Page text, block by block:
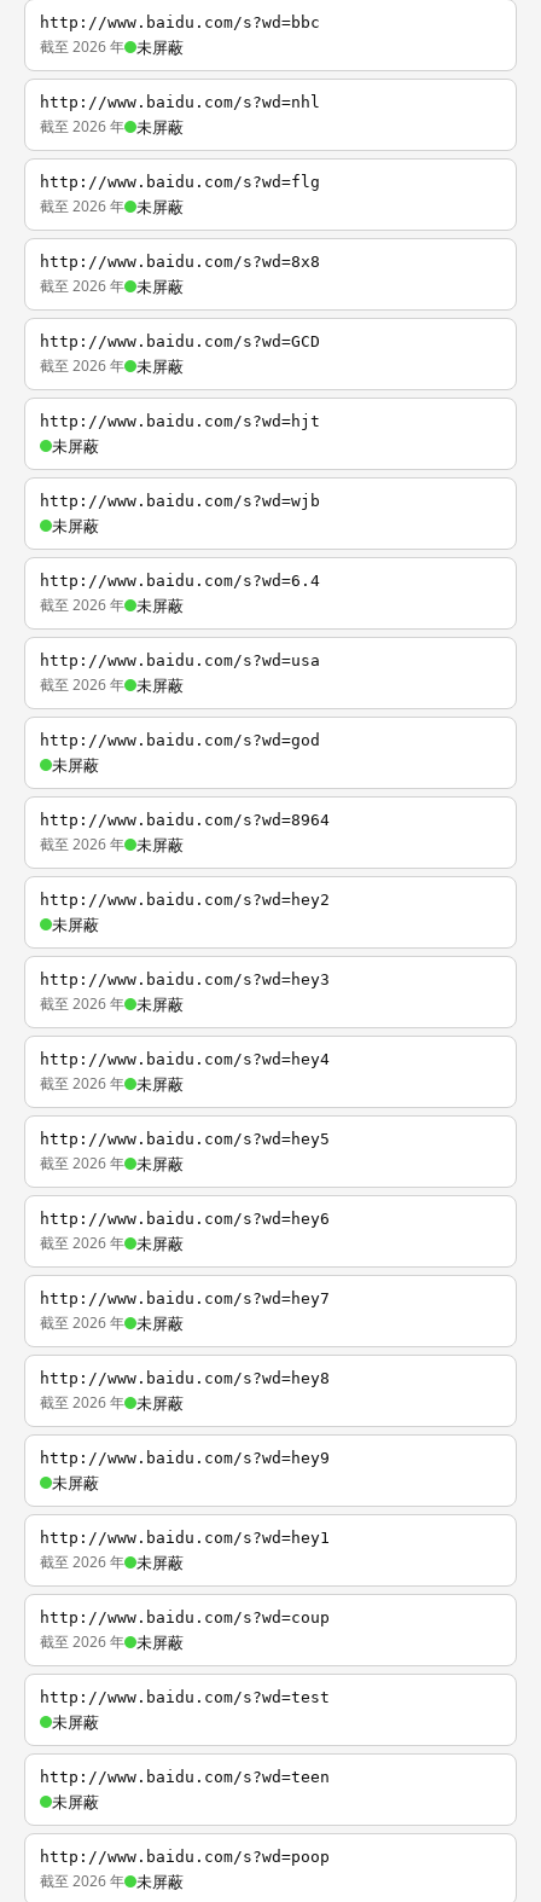
http://www.baidu.com/s?wd=bbc
截至 2026 年 未屏蔽
http://www.baidu.com/s?wd=nhl
截至 2026 年 未屏蔽
http://www.baidu.com/s?wd=flg
截至 2026 年 未屏蔽
http://www.baidu.com/s?wd=8x8
截至 2026 年 未屏蔽
http://www.baidu.com/s?wd=GCD
截至 2026 年 未屏蔽
http://www.baidu.com/s?wd=hjt
未屏蔽
http://www.baidu.com/s?wd=wjb
未屏蔽
http://www.baidu.com/s?wd=6.4
截至 2026 年 未屏蔽
http://www.baidu.com/s?wd=usa
截至 2026 年 未屏蔽
http://www.baidu.com/s?wd=god
未屏蔽
http://www.baidu.com/s?wd=8964
截至 2026 年 未屏蔽
http://www.baidu.com/s?wd=hey2
未屏蔽
http://www.baidu.com/s?wd=hey3
截至 2026 年 未屏蔽
http://www.baidu.com/s?wd=hey4
截至 2026 年 未屏蔽
http://www.baidu.com/s?wd=hey5
截至 2026 年 未屏蔽
http://www.baidu.com/s?wd=hey6
截至 2026 年 未屏蔽
http://www.baidu.com/s?wd=hey7
截至 2026 年 未屏蔽
http://www.baidu.com/s?wd=hey8
截至 2026 年 未屏蔽
http://www.baidu.com/s?wd=hey9
未屏蔽
http://www.baidu.com/s?wd=hey1
截至 2026 年 未屏蔽
http://www.baidu.com/s?wd=coup
截至 2026 年 未屏蔽
http://www.baidu.com/s?wd=test
未屏蔽
http://www.baidu.com/s?wd=teen
未屏蔽
http://www.baidu.com/s?wd=poop
截至 2026 年 未屏蔽